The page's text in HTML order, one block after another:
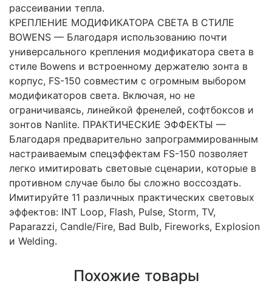
рассеивании тепла.
КРЕПЛЕНИЕ МОДИФИКАТОРА СВЕТА В СТИЛЕ
BOWENS — Благодаря использованию почти
универсального крепления модификатора света в
стиле Bowens и встроенному держателю зонта в
корпус, FS-150 совместим с огромным выбором
модификаторов света. Включая, но не
ограничиваясь, линейкой френелей, софтбоксов и
зонтов Nanlite. ПРАКТИЧЕСКИЕ ЭФФЕКТЫ —
Благодаря предварительно запрограммированным
настраиваемым спецэффектам FS-150 позволяет
легко имитировать световые сценарии, которые в
противном случае было бы сложно воссоздать.
Имитируйте 11 различных практических световых
эффектов: INT Loop, Flash, Pulse, Storm, TV,
Paparazzi, Candle/Fire, Bad Bulb, Fireworks, Explosion
и Welding.
Похожие товары